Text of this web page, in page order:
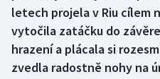
Curling
Dostihy
letech projela v Riu cílem
vytočila zatáčku do
hrazení a plácala si
zvedla radostně nohy na